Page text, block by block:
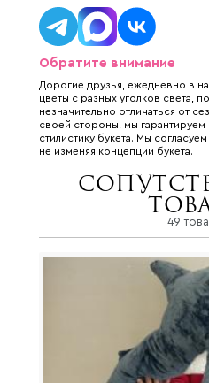
Обратите внимание
Дорогие друзья, ежедневно в
цветы с разных уголков света,
незначительно отличаться от
своей стороны, мы
стилистику букета. Мы
не изменяя концепции букета.
49